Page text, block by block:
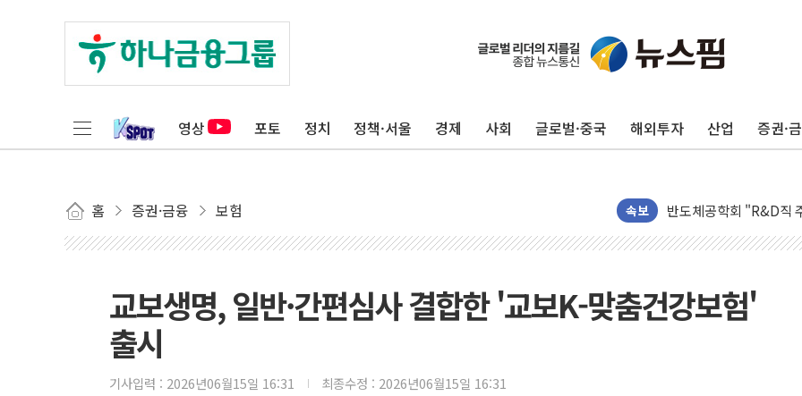
영상 포토 정치 정책·서울 경제 사회 글로벌·중국 해외투자 산업 증권·
홈 증권·금융 보험 속보
[인사] 공정거래위원회
카카오, 2026년 임금
현대카드, 박재범·실리
송도 신축 아파트서 외
깊이가 다른 글로벌 투
"호남 없이 민주 당권
SK하이닉스, 주주환
교보생명, 일반·간편심사 결합한 '교보K-맞춤건강보험'
출시
기사입력 : 2026년06월15일 16:31 최종수정 : 2026년06월15일 16:31